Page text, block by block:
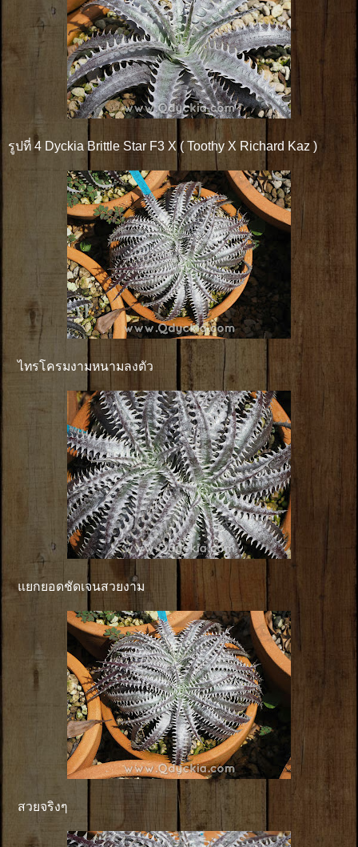
รูปที่ 4 Dyckia Brittle Star F3 X ( Toothy X Richard Kaz )
ไทรโครมงามหนามลงตัว
แยกยอดชัดเจนสวยงาม
สวยจริงๆ